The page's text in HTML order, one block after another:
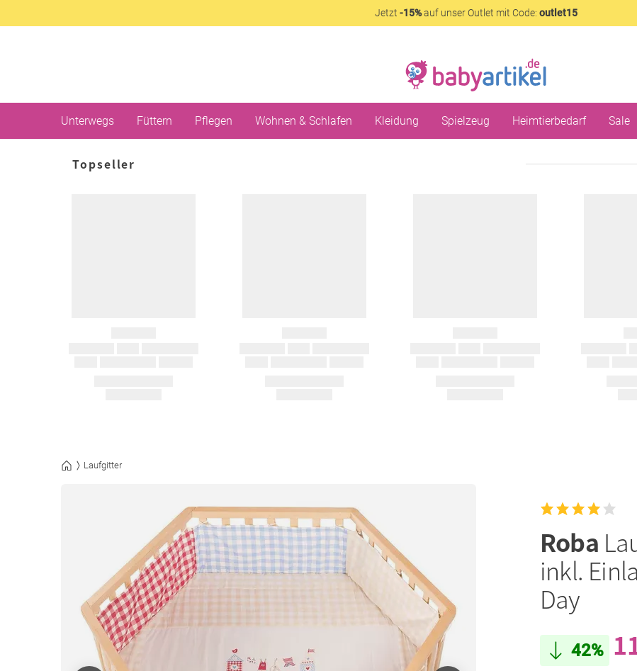
Jetzt -15%auf unser Outlet mit Code: outlet15
Unterwegs Füttern Pflegen Wohnen & Schlafen Kleidung Spielzeug Heimtierbedarf Sale
Topseller
Laufgitter
Roba
inkl.
Day
42%